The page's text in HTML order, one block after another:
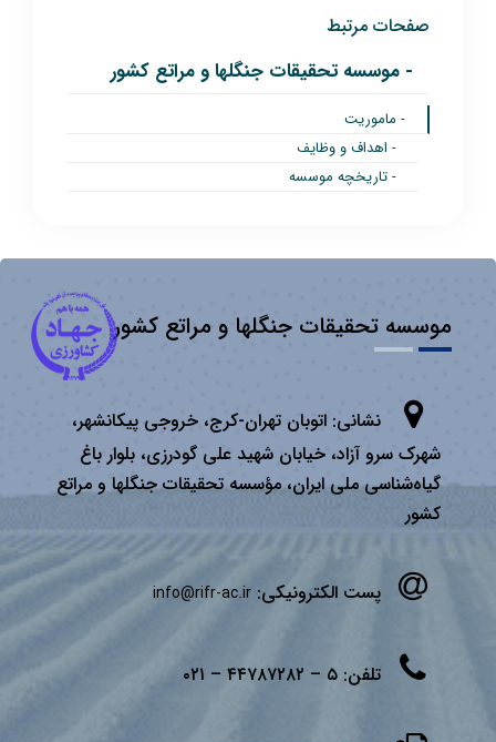
صفحات مرتبط
- موسسه تحقیقات جنگلها و مراتع کشور
- ماموریت
- اهداف و وظایف
- تاریخچه موسسه
موسسه تحقیقات جنگلها و مراتع کشور
نشانی: اتوبان تهران­-كرج، خروجی پیكانشهر،
شهرک سرو آزاد، خیابان شهید علی گودرزی، بلوار باغ
گیاه‌شناسی ملی ایران، مؤسسه تحقیقات جنگلها و مراتع
كشور
پست الکترونیکی: info@rifr-ac.ir
تلفن: ۵ – ۴۴۷۸۷۲۸۲ – ۰۲۱